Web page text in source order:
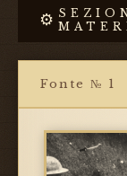
⚙
Fonte № 1